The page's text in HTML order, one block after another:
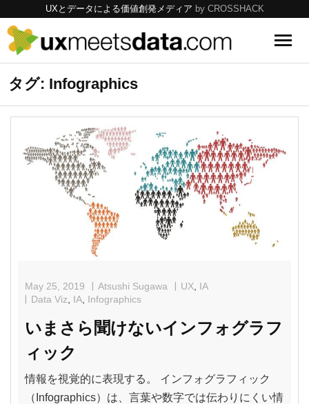
UXとデータによる価値創発メディア by CROSSHACK
UX
Data
Tools
Topics
タグ: Infographics
May 25, 2019 Atsushi Sugawa UX IA
Data Viz
IA Infographics
いまさら聞けないインフォグラフ
ィック
情報を視覚的に表現する。 インフォグラフィック
（Infographics）は、言葉や数字では伝わりにくい情